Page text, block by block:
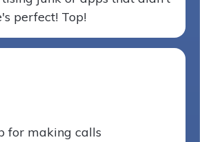
perfect! Top!
for making calls